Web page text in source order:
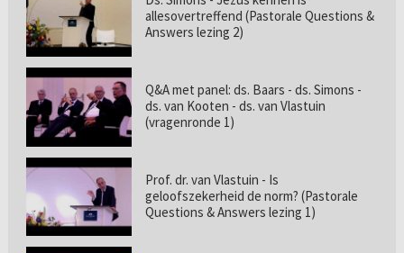
allesovertreffend (Pastorale Questions &
Answers lezing 2)
Q&A met panel: ds. Baars - ds. Simons -
ds. van Kooten - ds. van Vlastuin
(vragenronde 1)
Prof. dr. van Vlastuin - Is
geloofszekerheid de norm? (Pastorale
Questions & Answers lezing 1)